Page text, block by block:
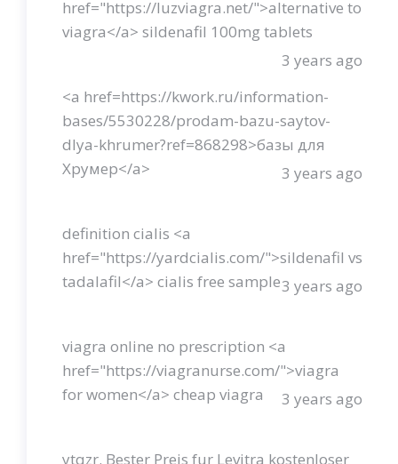
href="https://luzviagra.net/">alternative to
viagra</a> sildenafil 100mg tablets
3 years ago
<a href=https://kwork.ru/information-
bases/5530228/prodam-bazu-saytov-
dlya-khrumer?ref=868298>базы для
Хрумер</a>
3 years ago
definition cialis <a
href="https://yardcialis.com/">sildenafil vs
tadalafil</a> cialis free sample3 years ago
viagra online no prescription <a
href="https://viagranurse.com/">viagra
for women</a> cheap viagra
3 years ago
ytqzr. Bester Preis fur Levitra kostenloser